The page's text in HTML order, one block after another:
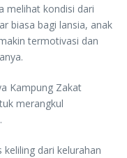
melihat kondisi dari
biasa bagi lansia, anak
termotivasi dan
Kampung Zakat
merangkul
dari kelurahan